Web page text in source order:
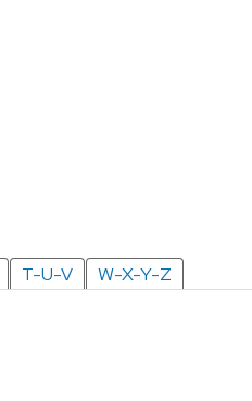
T-U-V W-X-Y-Z